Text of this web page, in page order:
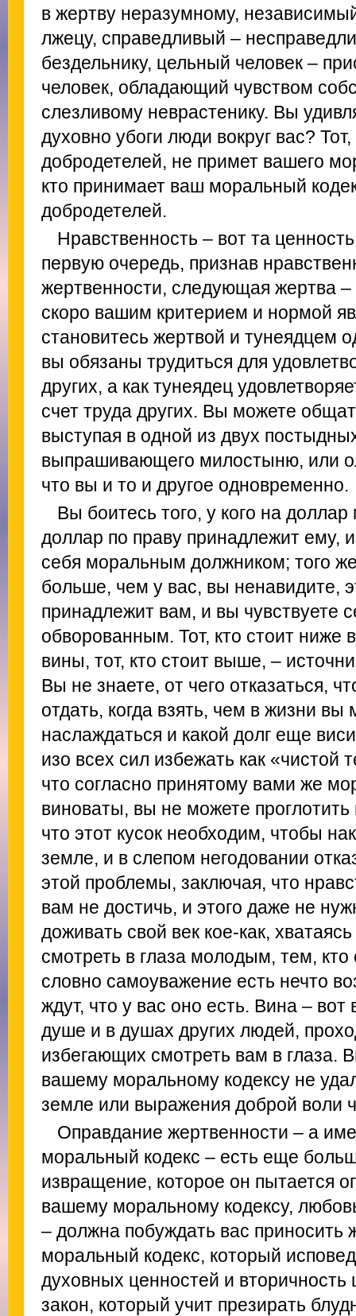
в жертву неразумному,
лжецу, справедливый –
бездельнику, цельный человек –
человек, обладающий чувством
слезливому неврастенику. Вы
духовно убоги люди вокруг вас? Тот,
добродетелей, не примет вашего
кто принимает ваш моральный
добродетелей.
Нравственность – вот та
первую очередь, признав
жертвенности, следующая жертва
скоро вашим критерием и нормой
становитесь жертвой и тунеядцем
вы обязаны трудиться для
других, а как тунеядец
счет труда других. Вы можете
выступая в одной из двух
выпрашивающего милостыню, или
что вы и то и другое одновременно.
Вы боитесь того, у кого на
доллар по праву принадлежит ему,
себя моральным должником; того
больше, чем у вас, вы ненавидите,
принадлежит вам, и вы чувствуете
обворованным. Тот, кто стоит ниже
вины, тот, кто стоит выше, –
Вы не знаете, от чего отказаться,
отдать, когда взять, чем в жизни вы
наслаждаться и какой долг еще
изо всех сил избежать как «чистой
что согласно принятому вами же
виноваты, вы не можете проглотить
что этот кусок необходим, чтобы
земле, и в слепом негодовании
этой проблемы, заключая, что
вам не достичь, и этого даже не
доживать свой век кое-как,
смотреть в глаза молодым, тем, кто
словно самоуважение есть нечто
ждут, что у вас оно есть. Вина –
душе и в душах других людей,
избегающих смотреть вам в глаза.
вашему моральному кодексу не
земле или выражения доброй воли
Оправдание жертвенности – а
моральный кодекс – есть еще
извращение, которое он пытается
вашему моральному кодексу,
– должна побуждать вас приносить
моральный кодекс, который
духовных ценностей и
закон, который учит презирать